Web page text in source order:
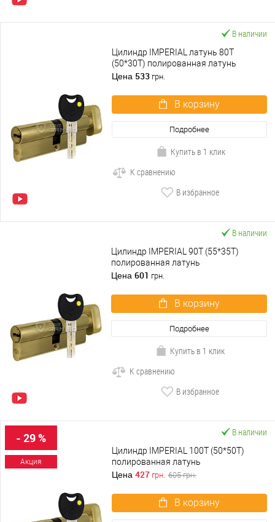
В наличии
Цилиндр IMPERIAL латунь 80T
(50*30T) полированная латунь
Цена 533 грн.
В корзину
Подробнее
Купить в 1 клик
К сравнению
В избранное
В наличии
Цилиндр IMPERIAL 90T (55*35T)
полированная латунь
Цена 601 грн.
В корзину
Подробнее
Купить в 1 клик
К сравнению
В избранное
- 29 %
Акция
В наличии
Цилиндр IMPERIAL 100T (50*50T)
полированная латунь
Цена 427 грн. 605грн.
В корзину